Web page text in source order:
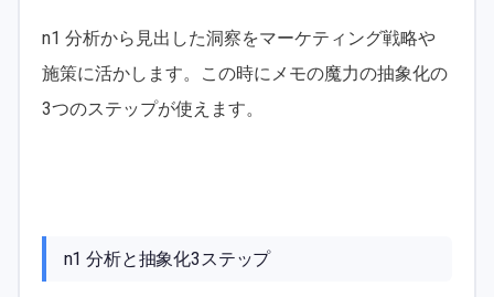
n1 分析から見出した洞察をマーケティング戦略や
施策に活かします。この時にメモの魔力の抽象化の
3つのステップが使えます。
n1 分析と抽象化3ステップ